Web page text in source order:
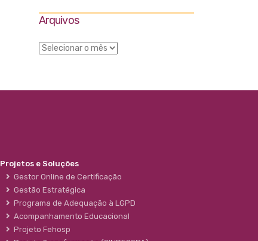
Arquivos
Projetos e Soluções
Gestor Online de Certificação
Gestão Estratégica
Programa de Adequação à LGPD
Acompanhamento Educacional
Projeto Fehosp